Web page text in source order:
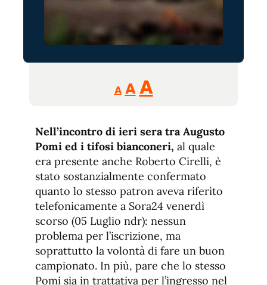
A
Reducir
tamaño
A Restablecer
de
fuente
AAumentar
de
fuente.
Nell’incontro di ieri sera tra Augusto
Pomi ed i tifosi bianconeri, al quale
era presente anche Roberto Cirelli, è
stato sostanzialmente confermato
quanto lo stesso patron aveva riferito
telefonicamente a Sora24 venerdì
scorso (05 Luglio ndr): nessun
problema per l’iscrizione, ma
soprattutto la volontà di fare un buon
campionato. In più, pare che lo stesso
Pomi sia in trattativa per l’ingresso nel